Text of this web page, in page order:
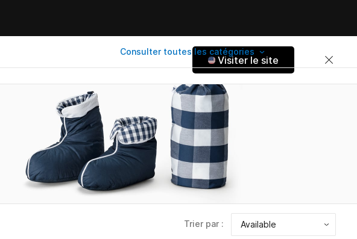
Consulter toutes les catégories
Visiter le site
Trier par :